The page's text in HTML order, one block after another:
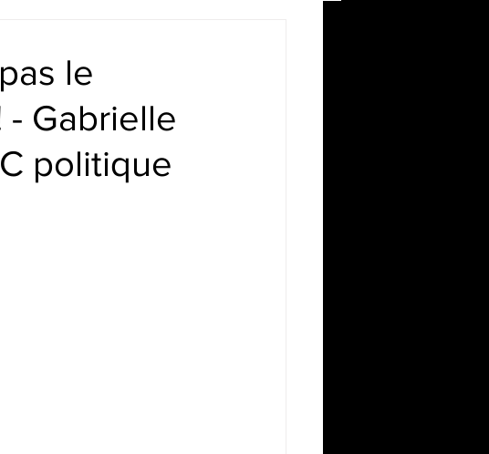
le
Gabrielle
politique